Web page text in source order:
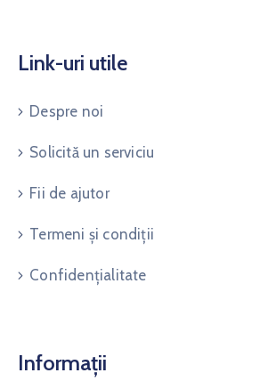
Link-uri utile
Despre noi
Solicită un serviciu
Fii de ajutor
Termeni și condiții
Confidențialitate
Informații